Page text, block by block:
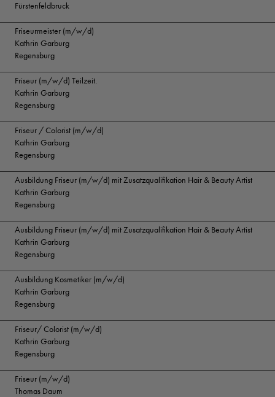
Fürstenfeldbruck
Friseurmeister (m/w/d)
Kathrin Garburg
Regensburg
Friseur (m/w/d) Teilzeit.
Kathrin Garburg
Regensburg
Friseur / Colorist (m/w/d)
Kathrin Garburg
Regensburg
Ausbildung Friseur (m/w/d) mit Zusatzqualifikation Hair & Beauty Artist
Kathrin Garburg
Regensburg
Ausbildung Friseur (m/w/d) mit Zusatzqualifikation Hair & Beauty Artist
Kathrin Garburg
Regensburg
Ausbildung Kosmetiker (m/w/d)
Kathrin Garburg
Regensburg
Friseur/ Colorist (m/w/d)
Kathrin Garburg
Regensburg
Friseur (m/w/d)
Thomas Daum